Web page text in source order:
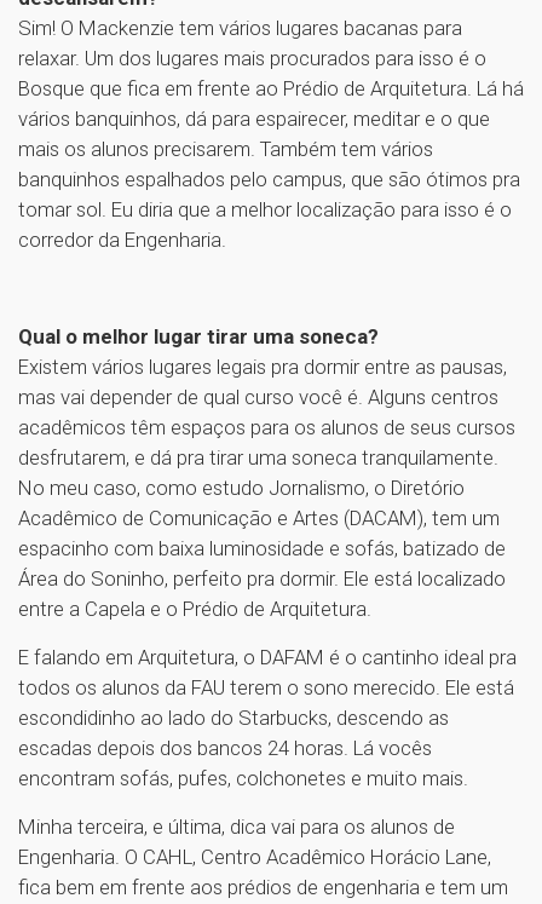
Sim! O Mackenzie tem vários lugares bacanas para
relaxar. Um dos lugares mais procurados para isso é o
Bosque que fica em frente ao Prédio de Arquitetura. Lá há
vários banquinhos, dá para espairecer, meditar e o que
mais os alunos precisarem. Também tem vários
banquinhos espalhados pelo campus, que são ótimos pra
tomar sol. Eu diria que a melhor localização para isso é o
corredor da Engenharia.
Qual o melhor lugar tirar uma soneca?
Existem vários lugares legais pra dormir entre as pausas,
mas vai depender de qual curso você é. Alguns centros
acadêmicos têm espaços para os alunos de seus cursos
desfrutarem, e dá pra tirar uma soneca tranquilamente.
No meu caso, como estudo Jornalismo, o Diretório
Acadêmico de Comunicação e Artes (DACAM), tem um
espacinho com baixa luminosidade e sofás, batizado de
Área do Soninho, perfeito pra dormir. Ele está localizado
entre a Capela e o Prédio de Arquitetura.
E falando em Arquitetura, o DAFAM é o cantinho ideal pra
todos os alunos da FAU terem o sono merecido. Ele está
escondidinho ao lado do Starbucks, descendo as
escadas depois dos bancos 24 horas. Lá vocês
encontram sofás, pufes, colchonetes e muito mais.
Minha terceira, e última, dica vai para os alunos de
Engenharia. O CAHL, Centro Acadêmico Horácio Lane,
fica bem em frente aos prédios de engenharia e tem um